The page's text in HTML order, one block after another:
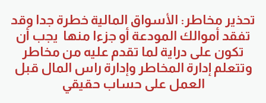
تحذير مخاطر: الأسواق المالية خطرة جدا وقد
تفقد أموالك المودعة أو جزءا منها يجب أن
تكون على دراية لما تقدم عليه من مخاطر
وتتعلم إدارة المخاطر وإدارة راس المال قبل
العمل على حساب حقيقي